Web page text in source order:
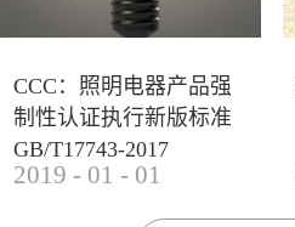
CCC：照明电器产品强
制性认证执行新版标准
GB/T17743-2017
2019 - 01 - 01